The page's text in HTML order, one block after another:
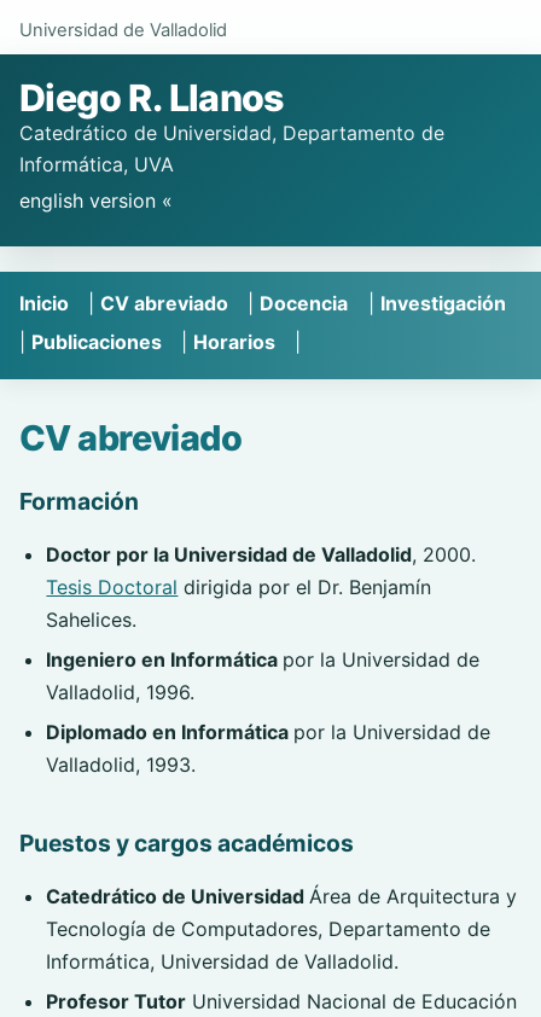
Universidad de Valladolid
Diego R. Llanos
Catedrático de Universidad, Departamento de
Informática, UVA
english version «
Inicio |CV abreviado Docencia
Investigación
Publicaciones Horarios
CV abreviado
Formación
Doctor por la Universidad de Valladolid, 2000.
Tesis Doctoral dirigida por el Dr. Benjamín
Sahelices.
Ingeniero en Informática por la Universidad de
Valladolid, 1996.
Diplomado en Informática por la Universidad de
Valladolid, 1993.
Puestos y cargos académicos
Catedrático de Universidad Área de Arquitectura y
Tecnología de Computadores, Departamento de
Informática, Universidad de Valladolid.
Profesor Tutor Universidad Nacional de Educación